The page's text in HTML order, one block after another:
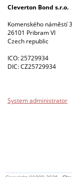
Cleverton Bond s.r.o.
Komenského náměstí
26101 Pribram VI
Czech republic
ICO: 25729934
DIC: CZ25729934
System administrator